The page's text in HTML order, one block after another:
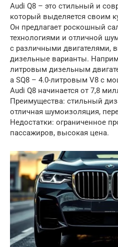
Audi Q8 – это стильный и
который выделяется своим
Он предлагает роскошный
технологиями и отличной
с различными двигателями,
дизельные варианты.
литровым дизельным
а SQ8 – 4.0-литровым V8 с
Audi Q8 начинается от 7,8
Преимущества: стильный
отличная шумоизоляция,
Недостатки: ограниченное
пассажиров, высокая цена.